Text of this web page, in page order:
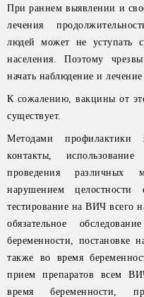
При раннем выявлении и
лечения
людей может не уступать
населения. Поэтому
начать наблюдение и
К сожалению, вакцины от
существует.
Методами профилактики
контакты,
проведения различных
нарушением
тестирование на ВИЧ всего
обязательное
беременности, постановке
также во время
прием препаратов всем
время беременности,